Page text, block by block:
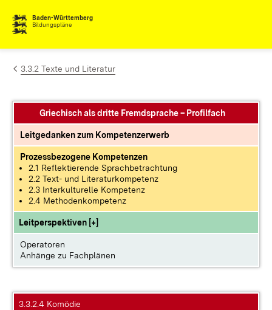
Zum Inhalt springen
Baden-Württemberg
Bildungspläne
3.3.2 Texte und Literatur
Griechisch als dritte Fremdsprache – Profilfach
Leitgedanken zum Kompetenzerwerb
Prozessbezogene Kompetenzen
2.1 Reflektierende Sprachbetrachtung
2.2 Text- und Literaturkompetenz
2.3 Interkulturelle Kompetenz
2.4 Methodenkompetenz
Leitperspektiven [+]
Operatoren
Anhänge zu Fachplänen
3.3.2.4 Komödie